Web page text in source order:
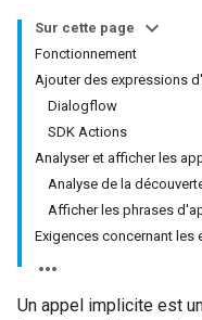
Sur cette page
Fonctionnement
Ajouter des expressions
Dialogflow
SDK Actions
Analyser et afficher les
Analyse de la
Afficher les phrases
Exigences concernant
Un appel implicite est